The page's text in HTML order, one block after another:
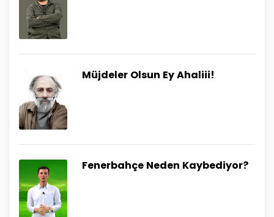
Müjdeler Olsun Ey Ahaliii!
Fenerbahçe Neden Kaybediyor?